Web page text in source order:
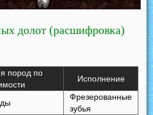
долот (расшифровка)
пород по
Исполнение
Фрезерованные
зубья